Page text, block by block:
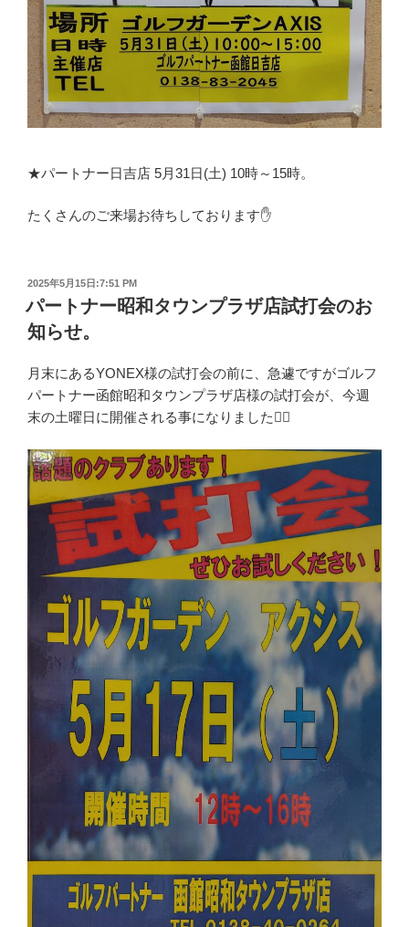
★パートナー日吉店 5月31日(土) 10時～15時。
たくさんのご来場お待ちしております✋
投
日:
2025年5月15日:7:51 PM
パートナー昭和タウンプラザ店試打会のお
知らせ。
月末にあるYONEX様の試打会の前に、急遽ですがゴルフ
パートナー函館昭和タウンプラザ店様の試打会が、今週
末の土曜日に開催される事になりました🏌️‍♀️